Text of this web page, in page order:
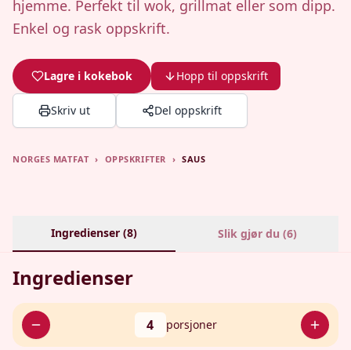
hjemme. Perfekt til wok, grillmat eller som dipp.
Enkel og rask oppskrift.
Lagre i kokebok Hopp til oppskrift
Skriv ut Del oppskrift
NORGES MATFAT › OPPSKRIFTER › SAUS
Ingredienser (8) Slik gjør du (6)
Ingredienser
4 porsjoner